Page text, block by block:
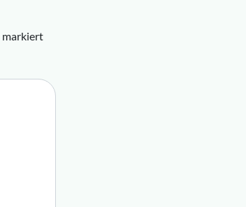
markiert